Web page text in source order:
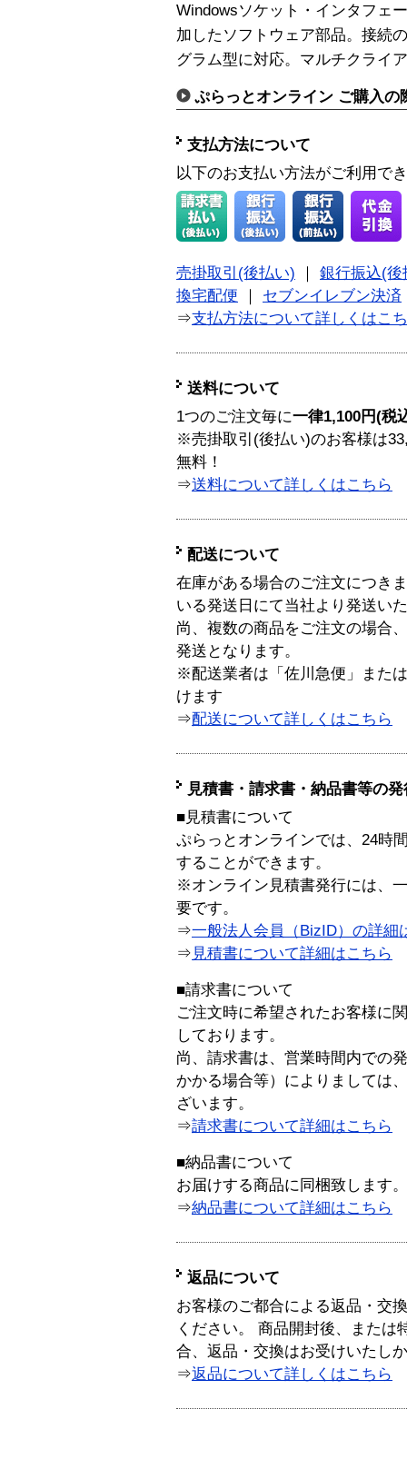
Windowsソケット・インタフェ
加したソフトウェア部品。接続
グラム型に対応。マルチクライ
ぷらっとオンライン ご購入の
支払方法について
以下のお支払い方法がご利用で
売掛取引(後払い)
銀行振込(後
換宅配便
セブンイレブン決済
⇒支払方法について詳しくはこ
送料について
1つのご注文毎に一律1,100円(税
※売掛取引(後払い)のお客様は
無料！
⇒送料について詳しくはこちら
配送について
在庫がある場合のご注文につき
いる発送日にて当社より発送い
尚、複数の商品をご注文の場合
発送となります。
※配送業者は「佐川急便」また
けます
⇒配送について詳しくはこちら
見積書・請求書・納品書等の
■見積書について
ぷらっとオンラインでは、24時
することができます。
※オンライン見積書発行には、
要です。
⇒一般法人会員（BizID）の詳細
⇒ 見積書について詳細はこちら
■請求書について
ご注文時に希望されたお客様に
しております。
尚、請求書は、営業時間内での
かかる場合等）によりましては
ざいます。
⇒請求書について詳細はこちら
■納品書について
お届けする商品に同梱致します。
⇒納品書について詳細はこちら
返品について
お客様のご都合による返品・交
ください。 商品開封後、または
合、返品・交換はお受けいたし
⇒返品について詳しくはこちら